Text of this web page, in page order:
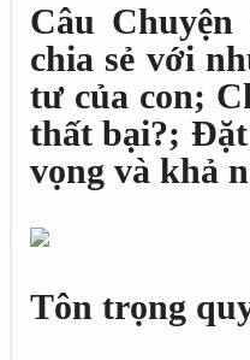
Câu
chia sẻ với
tư của con;
thất bại?; Đặt
vọng và khả
Tôn trọng